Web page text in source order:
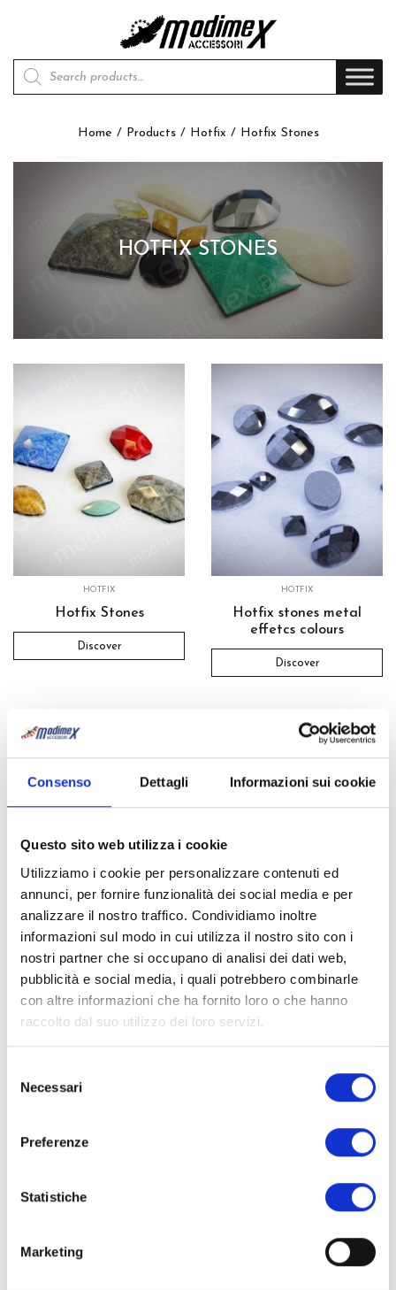
Consenso Dettagli Informazioni sui cookie
Questo sito web utilizza i cookie
Utilizziamo i cookie per personalizzare contenuti ed
annunci, per fornire funzionalità dei social media e per
analizzare il nostro traffico. Condividiamo inoltre
informazioni sul modo in cui utilizza il nostro sito con i
nostri partner che si occupano di analisi dei dati web,
pubblicità e social media, i quali potrebbero combinarle
con altre informazioni che ha fornito loro o che hanno
raccolto dal suo utilizzo dei loro servizi.
delNecessari
Preferenze
Statistiche
Marketing
Products search
Home / Products/ Hotfix/ Hotfix Stones
HOTFIX STONES
Rubber Studs
HOTFIX
Hotfix Stones
Discover
HOTFIX
Hotfix stones metal
effetcs colours
Discover
Hotfix stone pastel
colours
Discover
Hotfix turtle stones
Discover